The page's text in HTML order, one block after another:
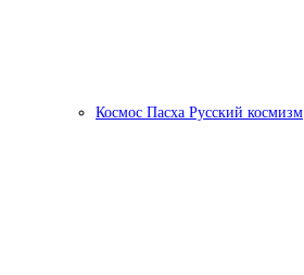
Космос Пасха Русский космизм